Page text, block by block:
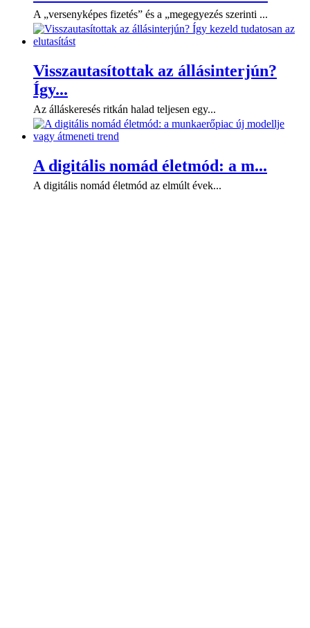
A „versenyképes fizetés” és a „megegyezés szerinti ...
Visszautasítottak az állásinterjún?
Így...
Az álláskeresés ritkán halad teljesen egy...
A digitális nomád életmód: a m...
A digitális nomád életmód az elmúlt évek...